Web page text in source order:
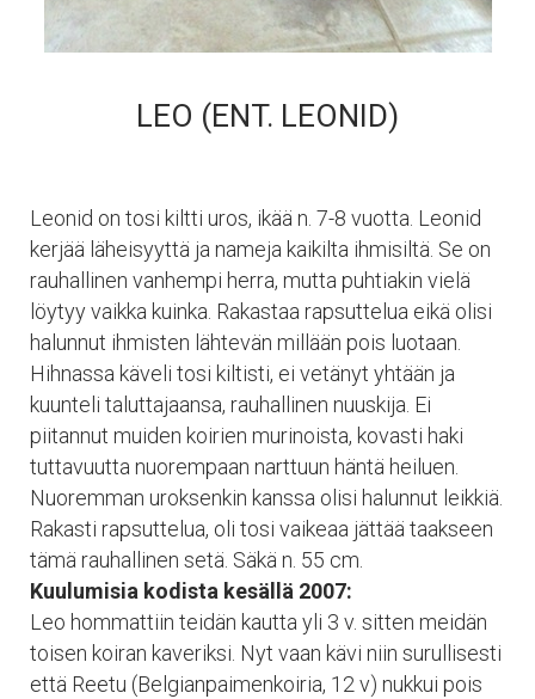
LEO (ENT. LEONID)
Leonid on tosi kiltti uros, ikää n. 7-8 vuotta. Leonid
kerjää läheisyyttä ja nameja kaikilta ihmisiltä. Se on
rauhallinen vanhempi herra, mutta puhtiakin vielä
löytyy vaikka kuinka. Rakastaa rapsuttelua eikä olisi
halunnut ihmisten lähtevän millään pois luotaan.
Hihnassa käveli tosi kiltisti, ei vetänyt yhtään ja
kuunteli taluttajaansa, rauhallinen nuuskija. Ei
piitannut muiden koirien murinoista, kovasti haki
tuttavuutta nuorempaan narttuun häntä heiluen.
Nuoremman uroksenkin kanssa olisi halunnut leikkiä.
Rakasti rapsuttelua, oli tosi vaikeaa jättää taakseen
tämä rauhallinen setä. Säkä n. 55 cm.
Kuulumisia kodista kesällä 2007:
Leo hommattiin teidän kautta yli 3 v. sitten meidän
toisen koiran kaveriksi. Nyt vaan kävi niin surullisesti
että Reetu (Belgianpaimenkoiria, 12 v) nukkui pois